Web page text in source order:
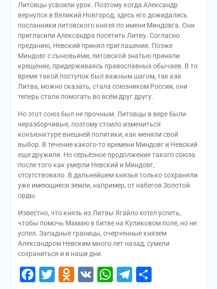
Литовцы усвоили урок. Поэтому когда Александр
вернулся в Великий Новгород, здесь его дожидались
посланники литовского князя по имени Миндовга. Они
пригласили Александра посетить Литву. Согласно
преданию, Невский принял приглашение. Позже
Миндовг с сыновьями, литовской знатью приняли
крещение, придерживаясь православных обычаев. В то
время такой поступок был важным шагом, так как
Литва, можно сказать, стала союзником России, они
теперь стали помогать во всём друг другу.
Но этот союз был не прочным. Литовцы в вере были
неразборчивые, поэтому стоило измениться
конъюнктуре внешней политики, как меняли свой
выбор. В течение какого-то времени Миндовг и Невский
еще дружили. Но серьёзное продолжение такого союза
после того как умерли Невский и Миндовг,
отсутствовало. В дальнейшем князья только сохраняли
уже имеющиеся земли, например, от набегов Золотой
орды.
Известно, что князь из Литвы Ягайло хотел успеть,
чтобы помочь Мамаю в битве на Куликовом поле, но не
успел. Западные границы, очерченные князем
Александром Невским много лет назад, сумели
сохраниться и в наши дни.
Facebook
Twitter
Odnoklassniki
VK WhatsApp
Telegram